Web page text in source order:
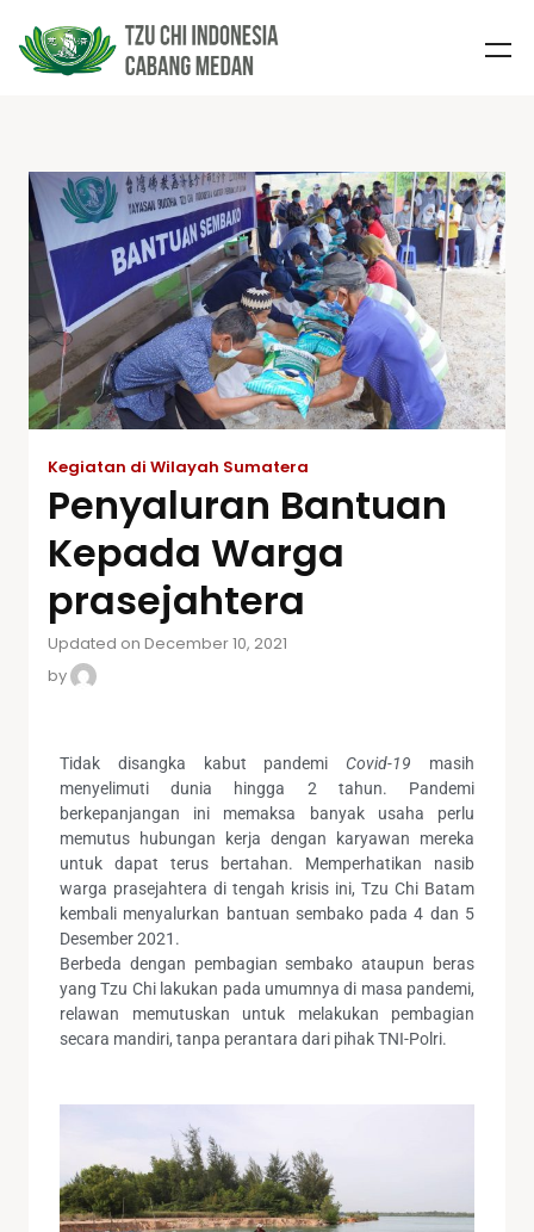
Kegiatan di Wilayah Sumatera
Penyaluran Bantuan
Kepada Warga
prasejahtera
Updated on December 10, 2021
by
Tidak disangka kabut pandemi Covid-19 masih
menyelimuti dunia hingga 2 tahun. Pandemi
berkepanjangan ini memaksa banyak usaha perlu
memutus hubungan kerja dengan karyawan mereka
untuk dapat terus bertahan. Memperhatikan nasib
warga prasejahtera di tengah krisis ini, Tzu Chi Batam
kembali menyalurkan bantuan sembako pada 4 dan 5
Desember 2021.
Berbeda dengan pembagian sembako ataupun beras
yang Tzu Chi lakukan pada umumnya di masa pandemi,
relawan memutuskan untuk melakukan pembagian
secara mandiri, tanpa perantara dari pihak TNI-Polri.